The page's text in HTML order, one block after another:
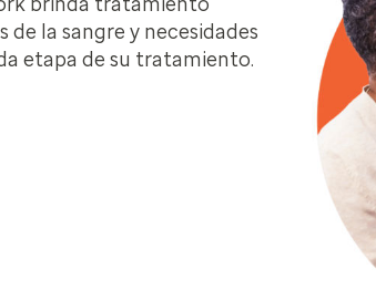
la sangre y necesidades
etapa de su tratamiento.